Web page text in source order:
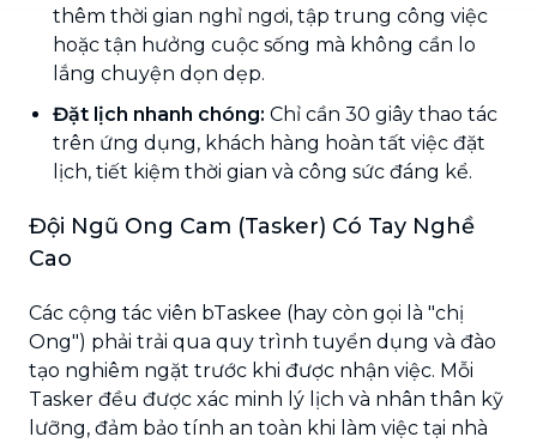
thêm thời gian nghỉ ngơi, tập trung công việc
hoặc tận hưởng cuộc sống mà không cần lo
lắng chuyện dọn dẹp.
Đặt lịch nhanh chóng: Chỉ cần 30 giây thao tác
trên ứng dụng, khách hàng hoàn tất việc đặt
lịch, tiết kiệm thời gian và công sức đáng kể.
Đội Ngũ Ong Cam (Tasker) Có Tay Nghề
Cao
Các cộng tác viên bTaskee (hay còn gọi là "chị
Ong") phải trải qua quy trình tuyển dụng và đào
tạo nghiêm ngặt trước khi được nhận việc. Mỗi
Tasker đều được xác minh lý lịch và nhân thân kỹ
lưỡng, đảm bảo tính an toàn khi làm việc tại nhà